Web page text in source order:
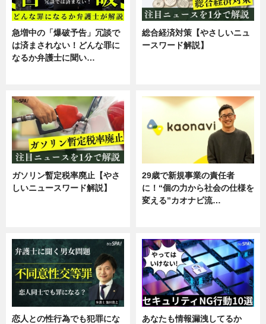
急増中の「爆破予告」冗談で
は済まされない！どんな罪に
なるか弁護士に聞い…
総合経済対策【やさしいニュ
ースワード解説】
ガソリン暫定税率廃止【やさ
しいニュースワード解説】
29歳で新規事業の責任者
に！“個の力から社会の仕様を
変える”カオナビ流…
恋人との性行為でも犯罪にな
あなたも情報漏洩してるか